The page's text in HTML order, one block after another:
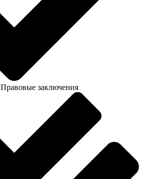
Правовые заключения